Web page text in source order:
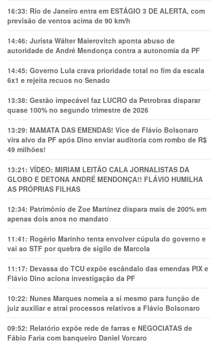
16:33: Rio de Janeiro entra em ESTÁGIO 3 DE ALERTA, com
previsão de ventos acima de 90 km/h
14:46: Jurista Wálter Maierovitch aponta abuso de
autoridade de André Mendonça contra a autonomia da PF
14:45: Governo Lula crava prioridade total no fim da escala
6x1 e rejeita recuos no Senado
13:38: Gestão impecável faz LUCRO da Petrobras disparar
quase 100% no segundo trimestre de 2026
13:29: MAMATA DAS EMENDAS! Vice de Flávio Bolsonaro
vira alvo da PF após Dino enviar auditoria com rombo de R$
49 milhões!
13:21: VÍDEO: MIRIAM LEITÃO CALA JORNALISTAS DA
GLOBO E DETONA ANDRÉ MENDONÇA!! FLÁVIO HUMILHA
AS PRÓPRIAS FILHAS
12:34: Patrimônio de Zoe Martínez dispara mais de 200% em
apenas dois anos no mandato
11:41: Rogério Marinho tenta envolver cúpula do governo e
vai ao STF por quebra de sigilo de Marcola
11:17: Devassa do TCU expõe escândalo das emendas PIX e
Flávio Dino aciona investigação da PF
10:22: Nunes Marques nomeia a si mesmo para função de
juiz auxiliar e atrai processos relativos a Flávio Bolsonaro
09:52: Relatório expõe rede de farras e NEGOCIATAS de
Fábio Faria com banqueiro Daniel Vorcaro